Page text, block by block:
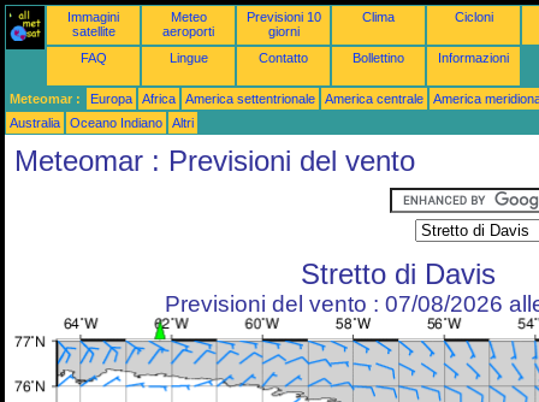
Immagini
satellite
Meteo
aeroporti
Previsioni 10
giorni
Clima Cicloni
FAQ Lingue Contatto Bollettino Informazioni
Meteomar : Europa Africa America settentrionale America centrale
America
Australia
Oceano Indiano Altri
Meteomar : Previsioni del vento
Stretto di Davis
Previsioni del vento : 07/08/2026